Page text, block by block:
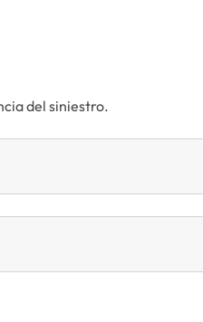
del siniestro.